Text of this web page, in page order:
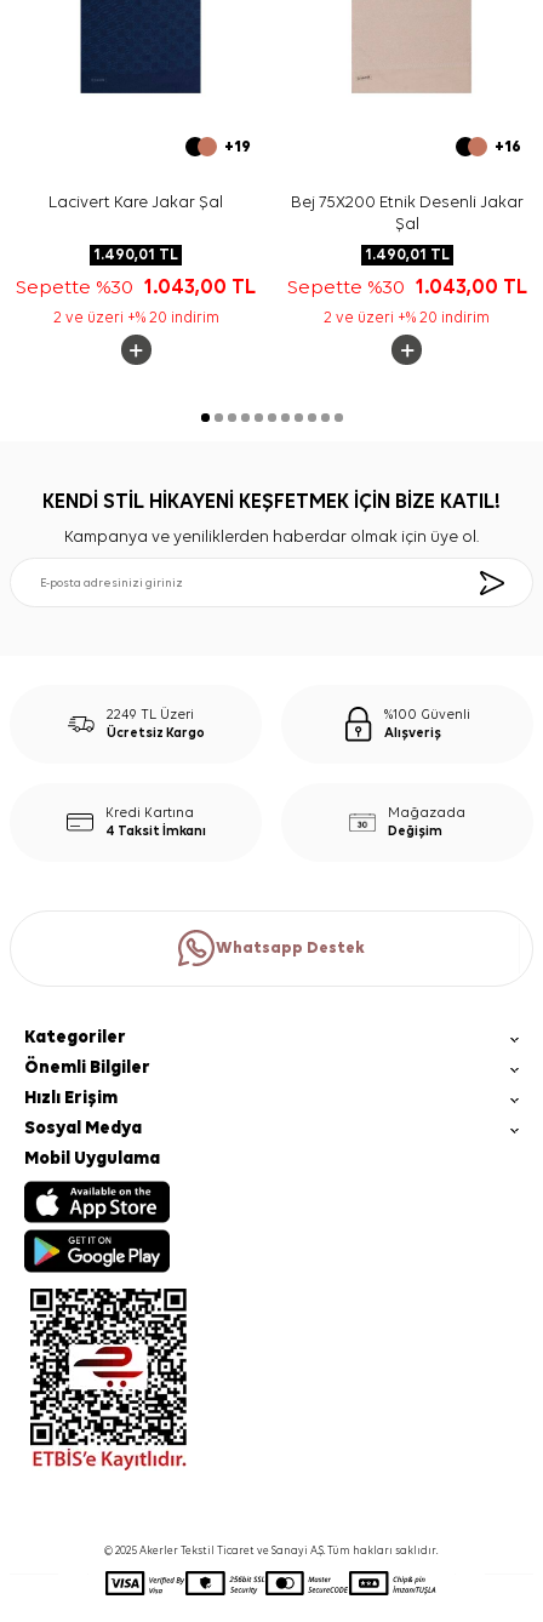
+19
Lacivert Kare Jakar Şal
1.490,01 TL
Sepette %30 1.043,00 TL
2 ve üzeri +% 20 indirim
+16
Bej 75X200 Etnik Desenli Jakar
Şal
1.490,01 TL
Sepette %30 1.043,00 TL
2 ve üzeri +% 20 indirim
KENDİ STİL HİKAYENİ KEŞFETMEK İÇİN BİZE KATIL!
Kampanya ve yeniliklerden haberdar olmak için üye ol.
2249 TL Üzeri
Ücretsiz Kargo
%100 Güvenli
Alışveriş
Kredi Kartına
4 Taksit İmkanı
Mağazada
Değişim
Whatsapp Destek
Kategoriler
Önemli Bilgiler
Hızlı Erişim
Sosyal Medya
Mobil Uygulama
© 2025 Akerler Tekstil Ticaret ve Sanayi A.Ş. Tüm hakları saklıdır.